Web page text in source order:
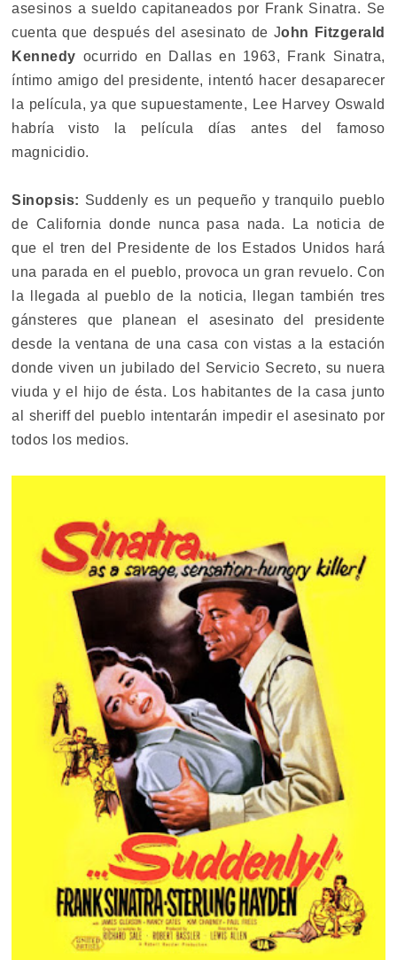
asesinos a sueldo capitaneados por Frank Sinatra. Se
cuenta que después del asesinato de John Fitzgerald
Kennedy ocurrido en Dallas en 1963, Frank Sinatra,
íntimo amigo del presidente, intentó hacer desaparecer
la película, ya que supuestamente, Lee Harvey Oswald
habría visto la película días antes del famoso
magnicidio.
Sinopsis: Suddenly es un pequeño y tranquilo pueblo
de California donde nunca pasa nada. La noticia de
que el tren del Presidente de los Estados Unidos hará
una parada en el pueblo, provoca un gran revuelo. Con
la llegada al pueblo de la noticia, llegan también tres
gánsteres que planean el asesinato del presidente
desde la ventana de una casa con vistas a la estación
donde viven un jubilado del Servicio Secreto, su nuera
viuda y el hijo de ésta. Los habitantes de la casa junto
al sheriff del pueblo intentarán impedir el asesinato por
todos los medios.